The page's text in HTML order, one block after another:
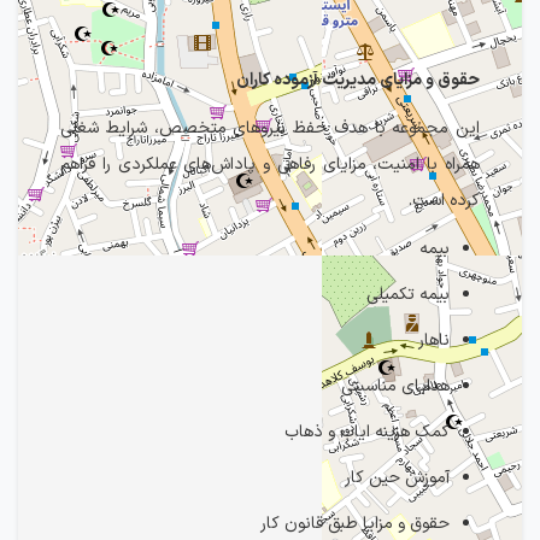
حقوق و مزایای مدیریت آزموده کاران
این مجموعه با هدف حفظ نیروهای متخصص، شرایط شغلی
همراه با امنیت، مزایای رفاهی و پاداش‌های عملکردی را فراهم
کرده است.
بیمه
بیمه تکمیلی
ناهار
هدایای مناسبتی
كمک هزينه اياب و ذهاب
آموزش حين كار
حقوق و مزايا طبق قانون كار